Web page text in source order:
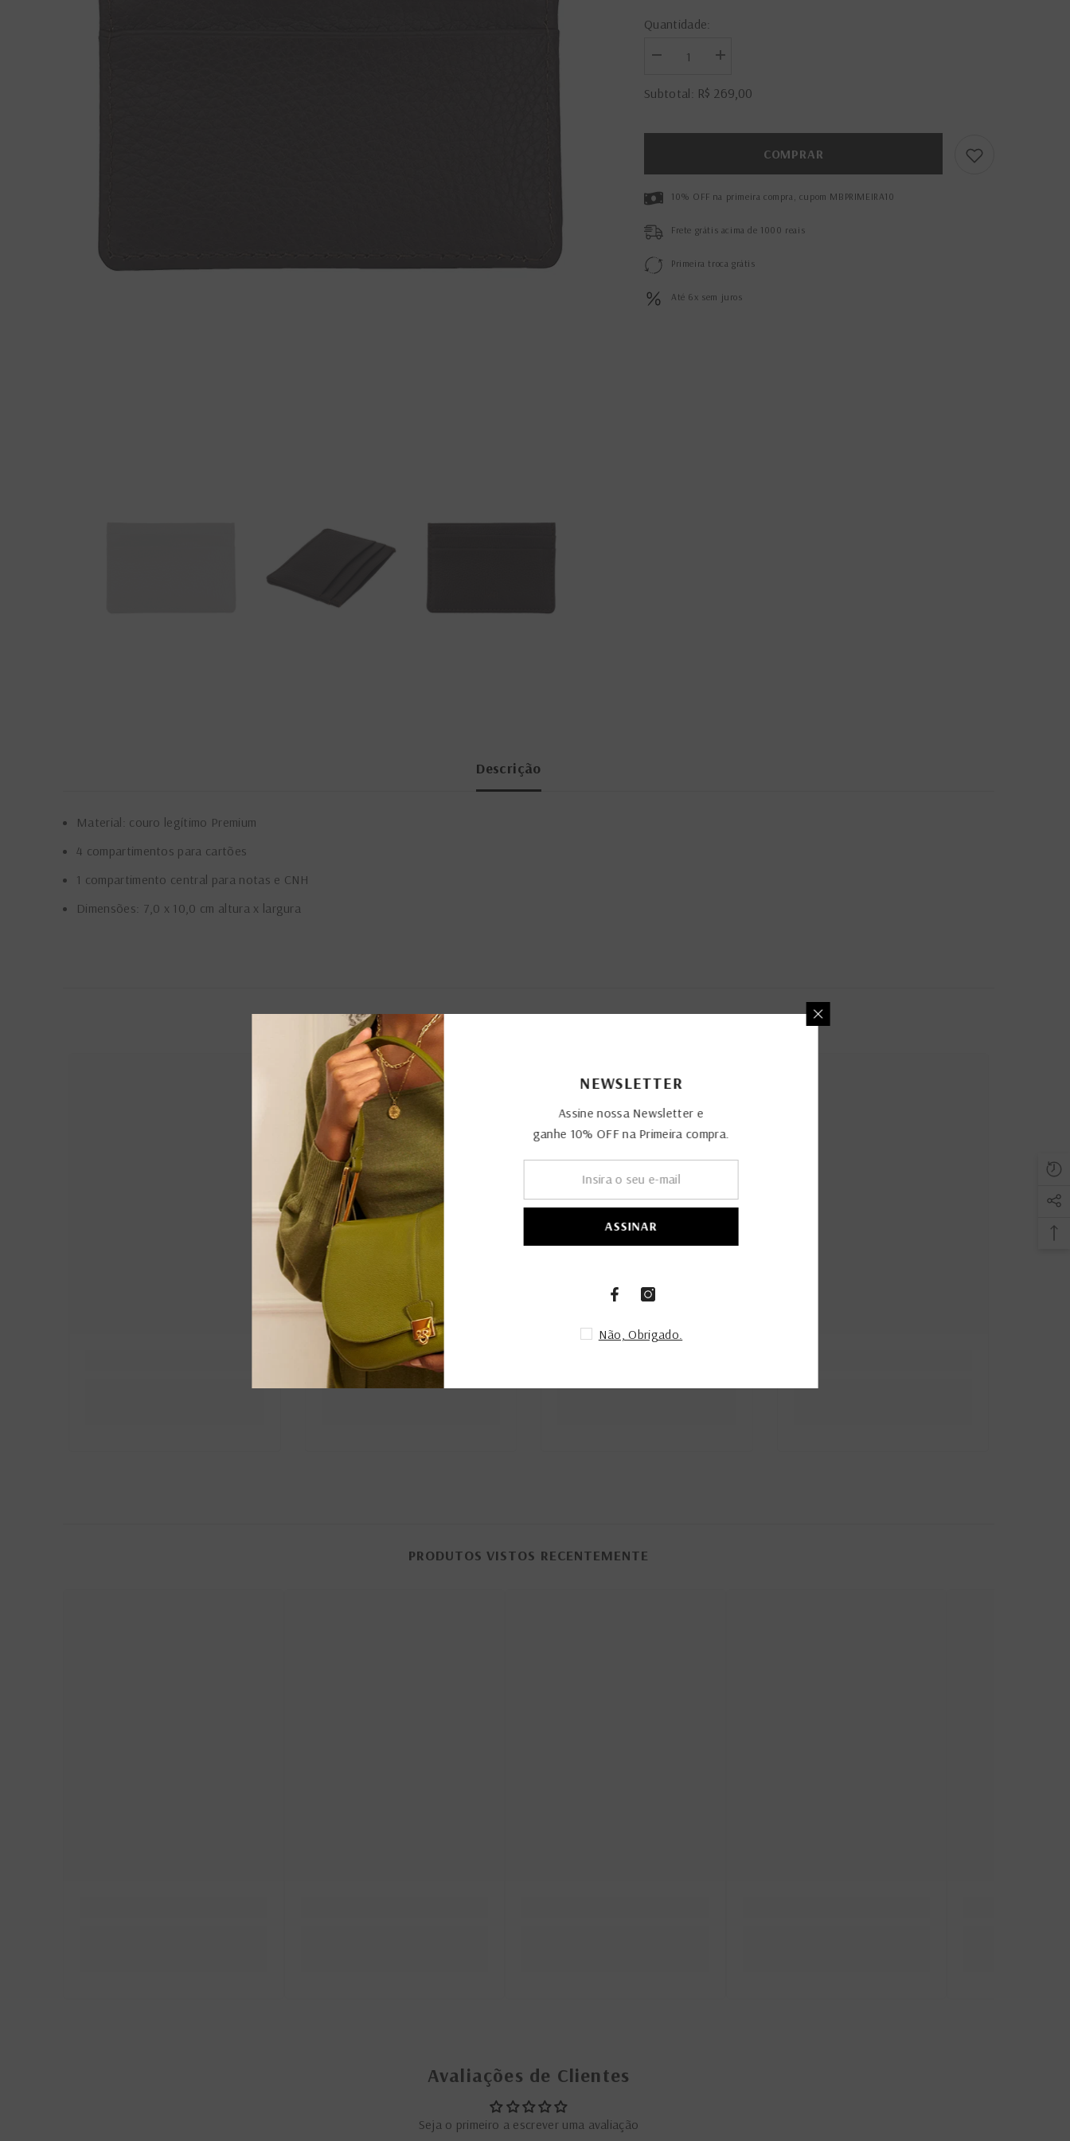
Quantidade:
Diminuir
de
Masculino
Aumentar
de
Masculino
Subtotal: R$ 269,00
COMPRAR
10% OFF na primeira compra, cupom MBPRIMEIRA10
Frete grátis acima de 1000 reais
Primeira troca grátis
Até 6x sem juros
Descrição
Material: couro legítimo Premium
4 compartimentos para cartões
1 compartimento central para notas e CNH
Dimensões: 7,0 x 10,0 cm altura x largura
PRODUTOS RELACIONADOS
PRODUTOS VISTOS RECENTEMENTE
Avaliações de Clientes
Seja o primeiro a escrever uma avaliação
NEWSLETTER
Assine nossa Newsletter e
ganhe 10% OFF na Primeira compra.